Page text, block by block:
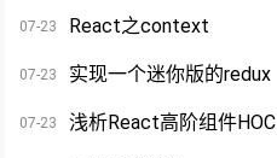
07-23 React之context
07-23 实现一个迷你版的redux
07-23 浅析React高阶组件HOC